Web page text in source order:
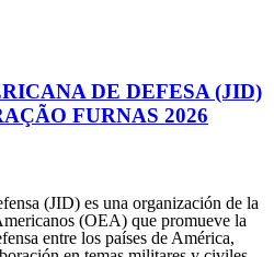
DE DEFESA (JID)
FURNAS 2026
(JID) es una organización de la
(OEA) que promueve la
entre los países de América,